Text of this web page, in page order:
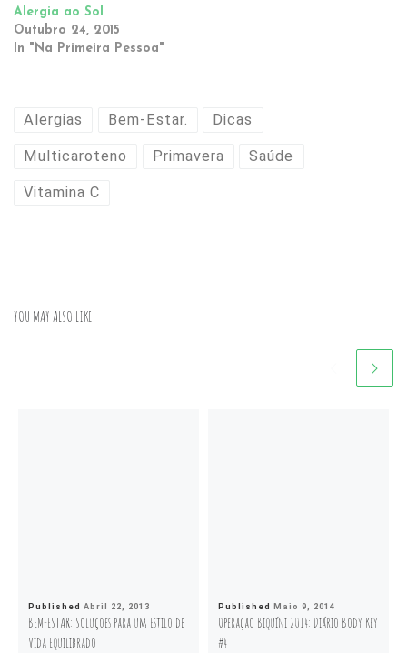
Alergia ao Sol
Outubro 24, 2015
In "Na Primeira Pessoa"
Alergias Bem-Estar. Dicas
Multicaroteno Primavera Saúde
Vitamina C
YOU MAY ALSO LIKE
Published Abril 22, 2013
BEM-ESTAR: Soluções para um Estilo de
Vida Equilibrado
Published Maio 9, 2014
Operação Biquíni 2014: Diário Body Key
#4